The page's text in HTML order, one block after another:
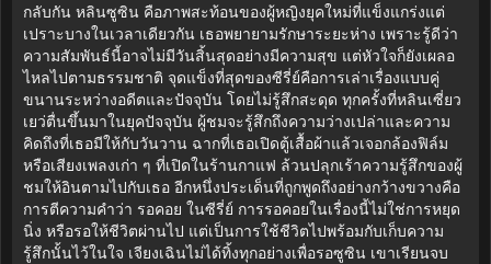
กลับกัน หลินซูซิน คือภาพสะท้อนของผู้หญิงยุคใหม่ที่แข็งแกร่งแต่
เปราะบางในเวลาเดียวกัน เธอพยายามรักษาระยะห่าง เพราะรู้ดีว่า
ความสัมพันธ์นี้อาจไม่มีวันสิ้นสุดอย่างมีความสุข แต่หัวใจก็ยังเผลอ
ไหลไปตามธรรมชาติ จุดแข็งที่สุดของซีรี่ย์คือการเล่าเรื่องแบบคู่
ขนานระหว่างอดีตและปัจจุบัน โดยไม่รู้สึกสะดุด ทุกครั้งที่หลินเซี่ยว
เยว่ตื่นขึ้นมาในยุคปัจจุบัน ผู้ชมจะรู้สึกถึงความว่างเปล่าและความ
คิดถึงที่เธอมีให้กับวันวาน ฉากที่เธอเปิดตู้เสื้อผ้าแล้วเจอกล้องฟิล์ม
หรือเสียงเพลงเก่า ๆ ที่เปิดในร้านกาแฟ ล้วนปลุกเร้าความรู้สึกของผู้
ชมให้อินตามไปกับเธอ อีกหนึ่งประเด็นที่ถูกพูดถึงอย่างกว้างขวางคือ
การตีความคำว่า รอคอย ในซีรี่ย์ การรอคอยในเรื่องนี้ไม่ใช่การหยุด
นิ่ง หรือรอให้ชีวิตผ่านไป แต่เป็นการใช้ชีวิตไปพร้อมกับเก็บความ
รู้สึกนั้นไว้ในใจ เจียงเฉินไม่ได้ทิ้งทุกอย่างเพื่อรอซูซิน เขาเรียนจบ